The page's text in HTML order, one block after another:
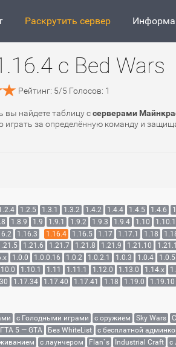
Раскрутить сервер
с Bed Wars
Рейтинг: 5/5 Голосов: 1
вы найдете таблицу ссерверами
играть за определённую команду и
1.2.5 1.3.1 1.3.2 1.4.2 1.4.4 1.4.5 1.4.6
1.8.9 1.9 1.9.1 1.9.2 1.9.3 1.9.4 1.10 1.10.1
1.16.3 1.16.4 1.16.5 1.17 1.17.1 1.18
1.21.6 1.21.7 1.21.8 1.21.9 1.21.10
1.0.0 1.0.0.16 1.0.2 1.0.2.1 1.0.3 1.0.4 1.0.5
1.10.1 1.11 1.11.1 1.12.0 1.13.0 1.14.x
1.17.34 1.17.40 1.17.41 1.18 1.19.0 1.19.10
с Голодными играми с оружием Sky Wars
ГТА 5 — GTA Без WhiteList с бесплатной
с лаунчером Flan`s Industrial Craft с